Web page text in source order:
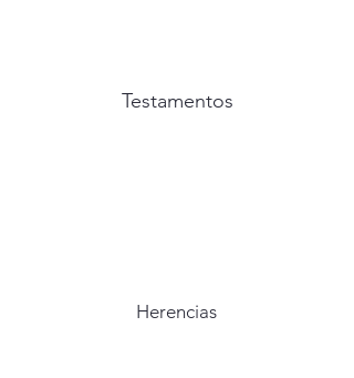
Testamentos
Herencias